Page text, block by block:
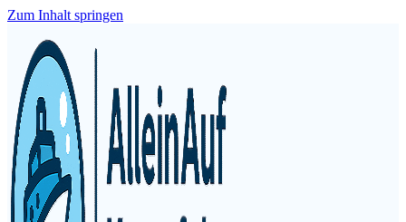
Zum Inhalt springen